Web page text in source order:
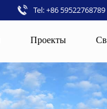
Tel: +86 59522768789
Проекты